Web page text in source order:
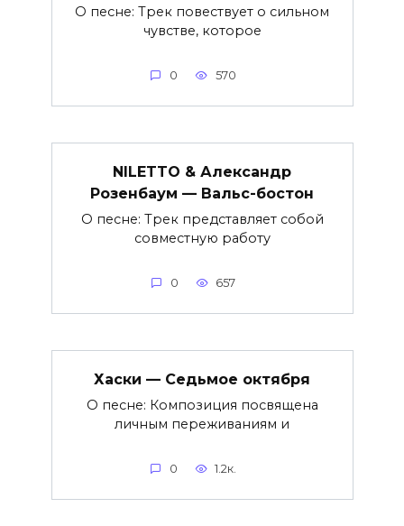
О песне: Трек повествует о сильном
чувстве, которое
0 570
NILETTO & Александр
Розенбаум — Вальс-бостон
О песне: Трек представляет собой
совместную работу
0 657
Хаски — Седьмое октября
О песне: Композиция посвящена
личным переживаниям и
0 1.2к.